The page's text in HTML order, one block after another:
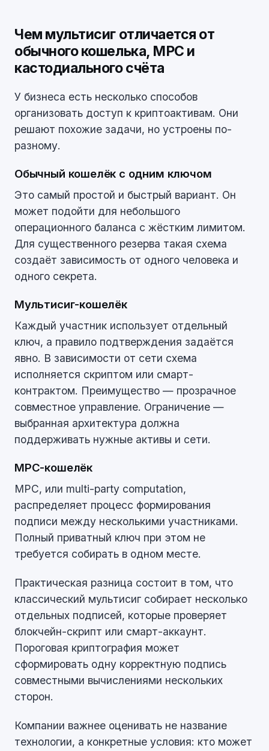
Чем мультисиг отличается от
обычного кошелька, MPC и
кастодиального счёта
У бизнеса есть несколько способов
организовать доступ к криптоактивам. Они
решают похожие задачи, но устроены по-
разному.
Обычный кошелёк с одним ключом
Это самый простой и быстрый вариант. Он
может подойти для небольшого
операционного баланса с жёстким лимитом.
Для существенного резерва такая схема
создаёт зависимость от одного человека и
одного секрета.
Мультисиг-кошелёк
Каждый участник использует отдельный
ключ, а правило подтверждения задаётся
явно. В зависимости от сети схема
исполняется скриптом или смарт-
контрактом. Преимущество — прозрачное
совместное управление. Ограничение —
выбранная архитектура должна
поддерживать нужные активы и сети.
MPC-кошелёк
MPC, или multi-party computation,
распределяет процесс формирования
подписи между несколькими участниками.
Полный приватный ключ при этом не
требуется собирать в одном месте.
Практическая разница состоит в том, что
классический мультисиг собирает несколько
отдельных подписей, которые проверяет
блокчейн-скрипт или смарт-аккаунт.
Пороговая криптография может
сформировать одну корректную подпись
совместными вычислениями нескольких
сторон.
Компании важнее оценивать не название
технологии, а конкретные условия: кто может